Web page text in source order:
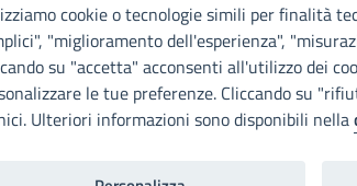
un commento
cookie o tecnologie simili per finalità
"miglioramento dell'esperienza",
su "accetta" acconsenti all'utilizzo dei
le tue preferenze. Cliccando su
Ulteriori informazioni sono disponibili nella